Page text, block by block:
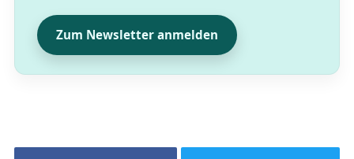
Zum Newsletter anmelden